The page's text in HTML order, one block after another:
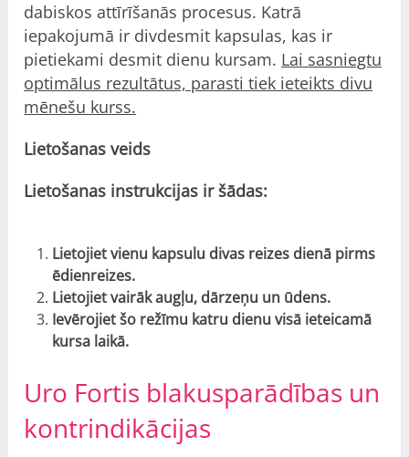
dabiskos attīrīšanās procesus. Katrā
iepakojumā ir divdesmit kapsulas, kas ir
pietiekami desmit dienu kursam. Lai sasniegtu
optimālus rezultātus, parasti tiek ieteikts divu
mēnešu kurss.
Lietošanas veids
Lietošanas instrukcijas ir šādas:
Lietojiet vienu kapsulu divas reizes dienā pirms
ēdienreizes.
Lietojiet vairāk augļu, dārzeņu un ūdens.
Ievērojiet šo režīmu katru dienu visā ieteicamā
kursa laikā.
Uro Fortis blakusparādības un
kontrindikācijas